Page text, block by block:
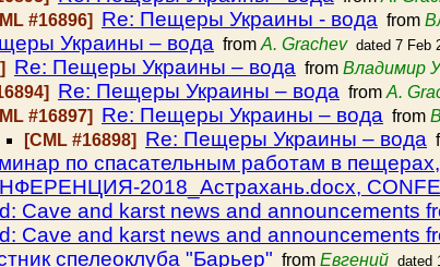
#16896] Re: Пещеры Украины - вода from
Украины – вода from A. Grachev dated 7 Feb
Re: Пещеры Украины – вода from Владимир
Re: Пещеры Украины – вода from A.
#16897] Re: Пещеры Украины – вода from
[CML #16898] Re: Пещеры Украины – вода
по спасательным работам в
2018_Астрахань.docx,
Cave and karst news and announcements
Cave and karst news and announcements
спелеоклуба "Барьер" from Евгений dated